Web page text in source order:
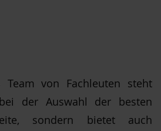
Team von Fachleuten steht
der Auswahl der besten
sondern bietet auch